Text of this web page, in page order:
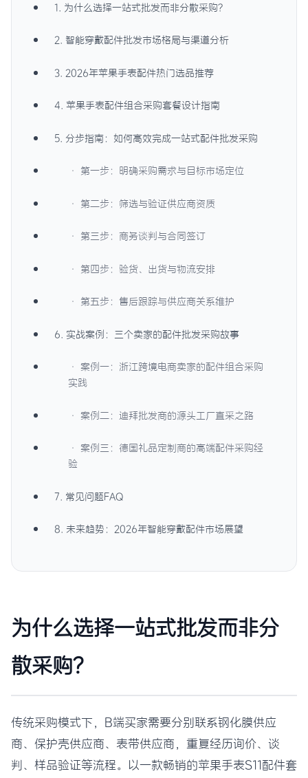
1. 为什么选择一站式批发而非分散采购？
2. 智能穿戴配件批发市场格局与渠道分析
3. 2026年苹果手表配件热门选品推荐
4. 苹果手表配件组合采购套餐设计指南
5. 分步指南：如何高效完成一站式配件批发采购
· 第一步：明确采购需求与目标市场定位
· 第二步：筛选与验证供应商资质
· 第三步：商务谈判与合同签订
· 第四步：验货、出货与物流安排
· 第五步：售后跟踪与供应商关系维护
6. 实战案例：三个卖家的配件批发采购故事
· 案例一：浙江跨境电商卖家的配件组合采购
实践
· 案例二：迪拜批发商的源头工厂直采之路
· 案例三：德国礼品定制商的高端配件采购经
验
7. 常见问题FAQ
8. 未来趋势：2026年智能穿戴配件市场展望
为什么选择一站式批发而非分
散采购？
传统采购模式下，B端买家需要分别联系钢化膜供应
商、保护壳供应商、表带供应商，重复经历询价、谈
判、样品验证等流程。以一款畅销的苹果手表S11配件套